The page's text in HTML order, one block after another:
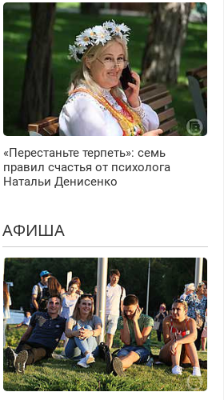
«Перестаньте терпеть»: семь
правил счастья от психолога
Натальи Денисенко
АФИША